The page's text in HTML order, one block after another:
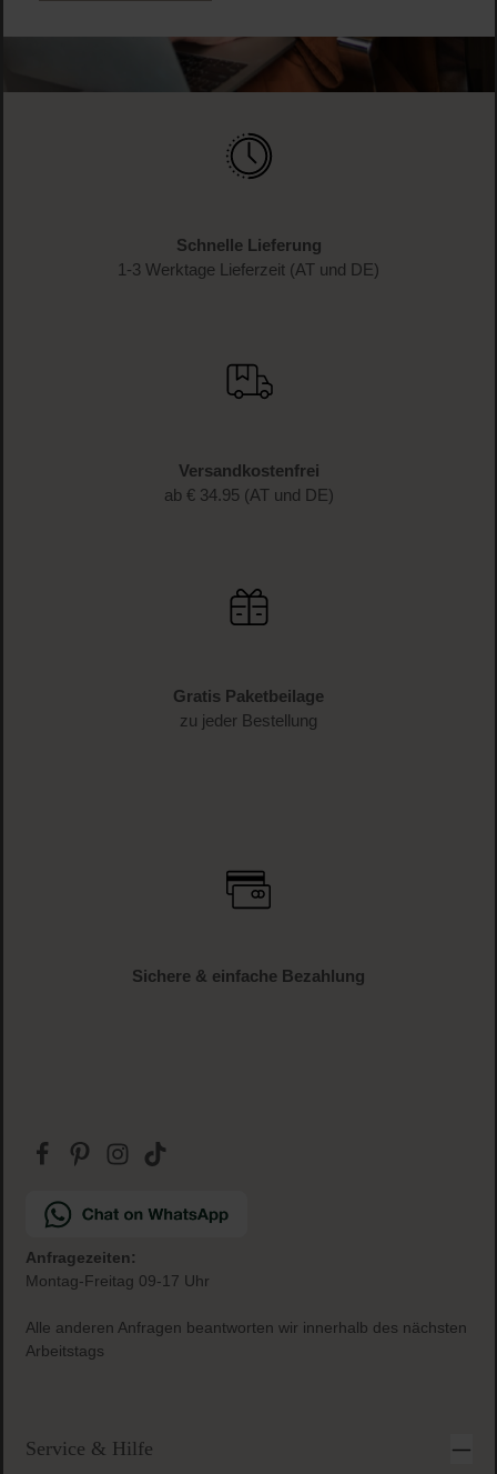
Schnelle Lieferung
1-3 Werktage Lieferzeit (AT und DE)
Versandkostenfrei
ab € 34.95 (AT und DE)
Gratis Paketbeilage
zu jeder Bestellung
Sichere & einfache Bezahlung
Anfragezeiten:
Montag-Freitag 09-17 Uhr
Alle anderen Anfragen beantworten wir innerhalb des nächsten
Arbeitstags
Service & Hilfe